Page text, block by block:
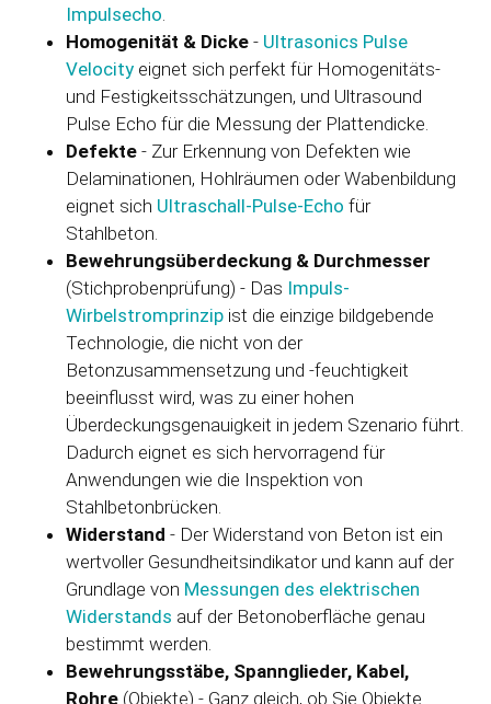
Impulsecho.
Homogenität & Dicke - Ultrasonics Pulse
Velocity eignet sich perfekt für Homogenitäts-
und Festigkeitsschätzungen, und Ultrasound
Pulse Echo für die Messung der Plattendicke.
Defekte - Zur Erkennung von Defekten wie
Delaminationen, Hohlräumen oder Wabenbildung
eignet sich Ultraschall-Pulse-Echo für
Stahlbeton.
Bewehrungsüberdeckung & Durchmesser
(Stichprobenprüfung) - Das Impuls-
Wirbelstromprinzip ist die einzige bildgebende
Technologie, die nicht von der
Betonzusammensetzung und -feuchtigkeit
beeinflusst wird, was zu einer hohen
Überdeckungsgenauigkeit in jedem Szenario führt.
Dadurch eignet es sich hervorragend für
Anwendungen wie die Inspektion von
Stahlbetonbrücken.
Widerstand - Der Widerstand von Beton ist ein
wertvoller Gesundheitsindikator und kann auf der
Grundlage von Messungen des elektrischen
Widerstands auf der Betonoberfläche genau
bestimmt werden.
Bewehrungsstäbe, Spannglieder, Kabel,
Rohre (Objekte) - Ganz gleich, ob Sie Objekte